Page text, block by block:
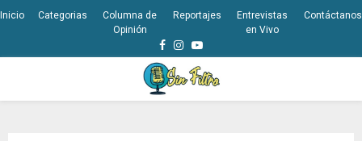
Inicio Categorias
Columna de
Opinión
Reportajes
Entrevistas
en Vivo
Contáctanos
Facebook
Instagram
Youtube